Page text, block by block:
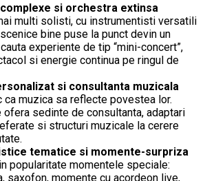
si orchestra extinsa
multi solisti, cu instrumentisti versatili
bine puse la punct devin un
experiente de tip “mini-concert”,
si energie continua pe ringul de
si consultanta muzicala
muzica sa reflecte povestea lor.
ofera sedinte de consultanta, adaptari
si structuri muzicale la cerere
tematice si momente-surpriza
popularitate momentele speciale:
saxofon, momente cu acordeon live,